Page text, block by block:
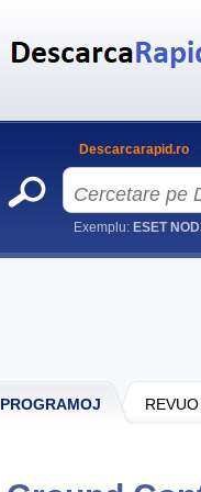
PROGRAMOJ REVUO
Descarcarapid.ro
Exemplu: ESET